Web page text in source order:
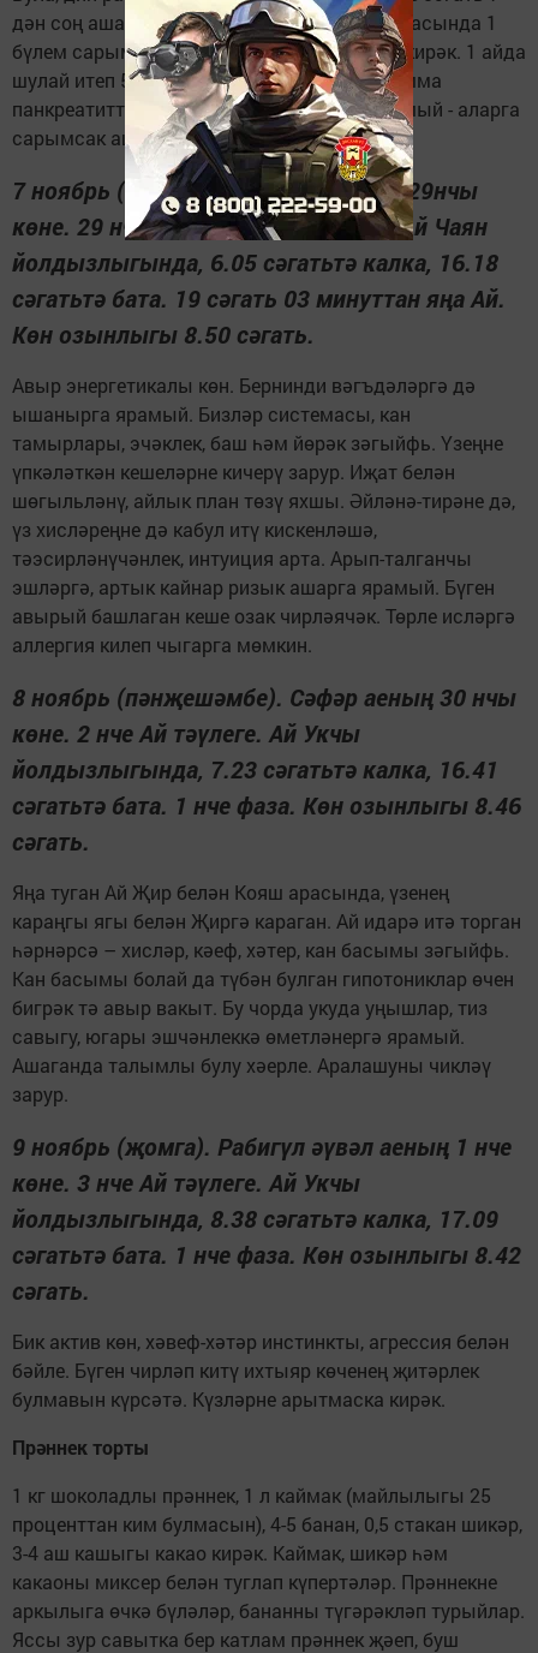
дән соң ашарга ярамый. Кичке 7 белән 8 арасында 1
бүлем сарымсак ашап, 300 г кефир эчәргә кирәк. 1 айда
шулай итеп 5 килограммга ябыгып була. Әмма
панкреатиттан интекәннәр болай ябыга алмый - аларга
сарымсак ашарга ярамый.
7 ноябрь (чәршәмбе). Сәфәр аеның 29нчы
көне. 29 нчы, 1 нче Ай тәүлекләре. Ай Чаян
йолдызлыгында, 6.05 сәгатьтә калка, 16.18
сәгатьтә бата. 19 сәгать 03 минуттан яңа Ай.
Көн озынлыгы 8.50 сәгать.
Авыр энергетикалы көн. Бернинди вәгъ­дәләргә дә
ышанырга ярамый. Бизләр системасы, кан
тамырлары, эчәклек, баш һәм йөрәк зәгыйфь. Үзеңне
үпкәләткән кешеләрне кичерү зарур. Иҗат белән
шөгыльләнү, айлык план төзү яхшы. Әйләнә-тирәне дә,
үз хисләреңне дә кабул итү кискенләшә,
тәэсирләнүчәнлек, интуиция арта. Арып-талганчы
эшләргә, артык кайнар ризык ашарга ярамый. Бүген
авырый башлаган кеше озак чирләячәк. Төрле исләргә
аллергия килеп чыгарга мөмкин.
8 ноябрь (пәнҗешәмбе). Сәфәр аеның 30 нчы
көне. 2 нче Ай тәүлеге. Ай Укчы
йолдызлыгында, 7.23 сәгатьтә калка, 16.41
сәгатьтә бата. 1 нче фаза. Көн озынлыгы 8.46
сәгать.
Яңа туган Ай Җир белән Кояш арасында, үзенең
караңгы ягы белән Җиргә караган. Ай идарә итә торган
һәрнәрсә – хисләр, кәеф, хәтер, кан басымы зәгыйфь.
Кан басымы болай да түбән булган гипотониклар өчен
бигрәк тә авыр вакыт. Бу чорда укуда уңышлар, тиз
савыгу, югары эшчәнлеккә өметләнергә ярамый.
Ашаганда талымлы булу хәерле. Аралашуны чикләү
зарур.
9 ноябрь (җомга). Рабигүл әүвәл аеның 1 нче
көне. 3 нче Ай тәүлеге. Ай Укчы
йолдызлыгында, 8.38 сәгатьтә калка, 17.09
сәгатьтә бата. 1 нче фаза. Көн озынлыгы 8.42
сәгать.
Бик актив көн, хәвеф-хәтәр инстинкты, агрессия белән
бәйле. Бүген чирләп китү ихтыяр көченең җитәрлек
булмавын күрсәтә. Күзләрне арытмаска кирәк.
Прәннек торты
1 кг шоколадлы прәннек, 1 л каймак (майлылыгы 25
проценттан ким булмасын), 4-5 банан, 0,5 стакан шикәр,
3-4 аш кашыгы какао кирәк. Каймак, шикәр һәм
какаоны миксер белән туглап күпертәләр. Прәннекне
аркылыга өчкә бүләләр, бананны түгәрәкләп турыйлар.
Яссы зур савытка бер катлам прәннек җәеп, буш